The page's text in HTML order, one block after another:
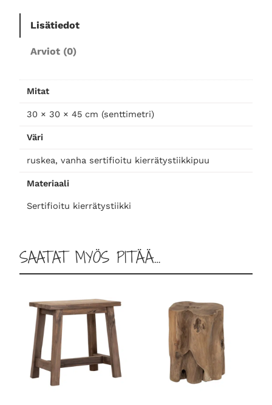
a
Lisätiedot
Arviot (0)
Mitat
30 × 30 × 45 cm (senttimetri)
Väri
ruskea, vanha sertifioitu kierrätystiikkipuu
Materiaali
Sertifioitu kierrätystiikki
SAATAT MYÖS PITÄÄ…